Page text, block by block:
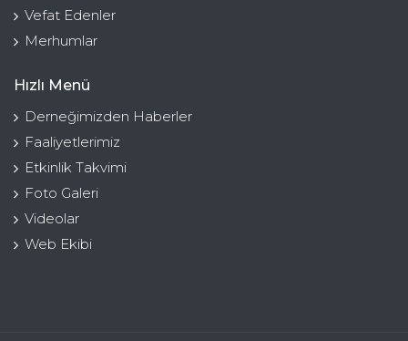
Vefat Edenler
Merhumlar
Hızlı Menü
Derneğimizden Haberler
Faaliyetlerimiz
Etkinlik Takvimi
Foto Galeri
Videolar
Web Ekibi